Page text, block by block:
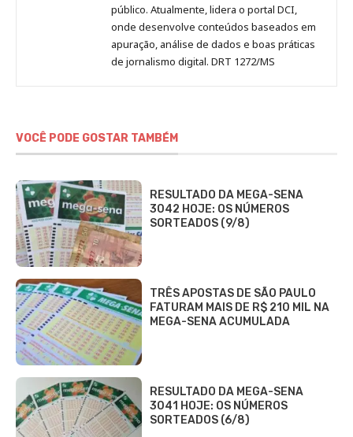
público. Atualmente, lidera o portal DCI,
onde desenvolve conteúdos baseados em
apuração, análise de dados e boas práticas
de jornalismo digital. DRT 1272/MS
VOCÊ PODE GOSTAR TAMBÉM
RESULTADO DA MEGA-SENA
3042 HOJE: OS NÚMEROS
SORTEADOS (9/8)
TRÊS APOSTAS DE SÃO PAULO
FATURAM MAIS DE R$ 210 MIL NA
MEGA-SENA ACUMULADA
RESULTADO DA MEGA-SENA
3041 HOJE: OS NÚMEROS
SORTEADOS (6/8)